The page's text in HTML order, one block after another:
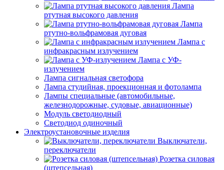
Лампа
ртутная высокого давления
Лампа
ртутно-вольфрамовая дуговая
Лампа с
инфракрасным излучением
Лампа с УФ-
излучением
Лампа сигнальная светофора
Лампа студийная, проекционная и фотолампа
Лампы специальные (автомобильные,
железнодорожные, судовые, авиационные)
Модуль светодиодный
Светодиод одиночный
Электроустановочные изделия
Выключатели,
переключатели
Розетка силовая
(штепсельная)